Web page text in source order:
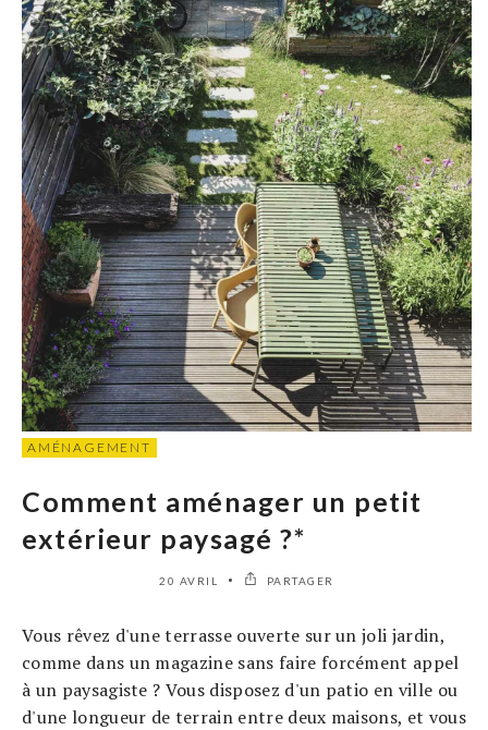
AMÉNAGEMENT
Comment aménager un petit
extérieur paysagé ?*
20 AVRIL PARTAGER
Vous rêvez d'une terrasse ouverte sur un joli jardin,
comme dans un magazine sans faire forcément appel
à un paysagiste ? Vous disposez d'un patio en ville ou
d'une longueur de terrain entre deux maisons, et vous